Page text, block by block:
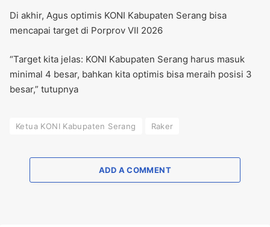
Di akhir, Agus optimis KONI Kabupaten Serang bisa
mencapai target di Porprov VII 2026
“Target kita jelas: KONI Kabupaten Serang harus masuk
minimal 4 besar, bahkan kita optimis bisa meraih posisi 3
besar,” tutupnya
Ketua KONI Kabupaten Serang Raker
ADD A COMMENT